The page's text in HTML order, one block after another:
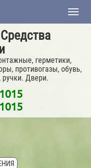
герметики,
противогазы, обувь,
Двери.